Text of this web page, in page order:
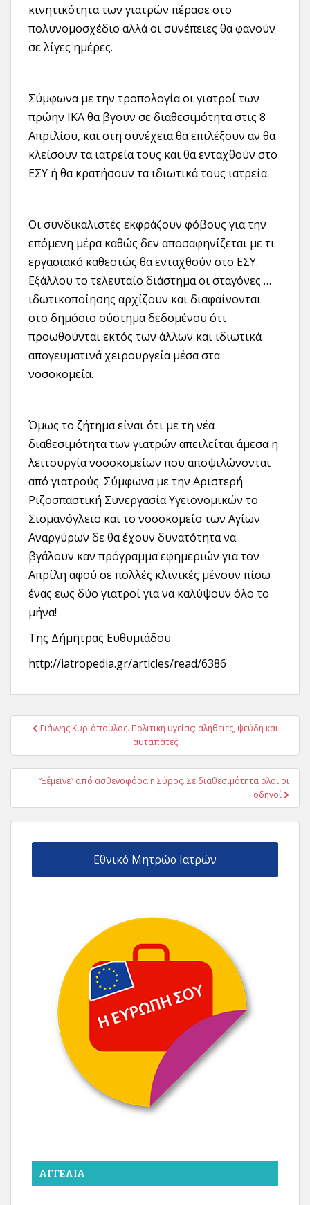
κινητικότητα των γιατρών πέρασε στο
πολυνομοσχέδιο αλλά οι συνέπειες θα φανούν
σε λίγες ημέρες.
Σύμφωνα με την τροπολογία οι γιατροί των
πρώην ΙΚΑ θα βγουν σε διαθεσιμότητα στις 8
Απριλίου, και στη συνέχεια θα επιλέξουν αν θα
κλείσουν τα ιατρεία τους και θα ενταχθούν στο
ΕΣΥ ή θα κρατήσουν τα ιδιωτικά τους ιατρεία.
Οι συνδικαλιστές εκφράζουν φόβους για την
επόμενη μέρα καθώς δεν αποσαφηνίζεται με τι
εργασιακό καθεστώς θα ενταχθούν στο ΕΣΥ.
Εξάλλου το τελευταίο διάστημα οι σταγόνες …
ιδωτικοποίησης αρχίζουν και διαφαίνονται
στο δημόσιο σύστημα δεδομένου ότι
προωθούνται εκτός των άλλων και ιδιωτικά
απογευματινά χειρουργεία μέσα στα
νοσοκομεία.
Όμως το ζήτημα είναι ότι με τη νέα
διαθεσιμότητα των γιατρών απειλείται άμεσα η
λειτουργία νοσοκομείων που αποψιλώνονται
από γιατρούς. Σύμφωνα με την Αριστερή
Ριζοσπαστική Συνεργασία Υγειονομικών το
Σισμανόγλειο και το νοσοκομείο των Αγίων
Αναργύρων δε θα έχουν δυνατότητα να
βγάλουν καν πρόγραμμα εφημεριών για τον
Απρίλη αφού σε πολλές κλινικές μένουν πίσω
ένας εως δύο γιατροί για να καλύψουν όλο το
μήνα!
Της Δήμητρας Ευθυμιάδου
http://iatropedia.gr/articles/read/6386
Πλοήγηση
Γιάννης Κυριόπουλος. Πολιτική υγείας: αλήθειες, ψεύδη και
αυταπάτες
“Ξέμεινε” από ασθενοφόρα η Σύρος. Σε διαθεσιμότητα όλοι οι
οδηγοί
Εθνικό Μητρώο Ιατρών
ΑΓΓΕΛΊΑ